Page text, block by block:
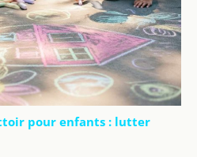
pour enfants : lutter